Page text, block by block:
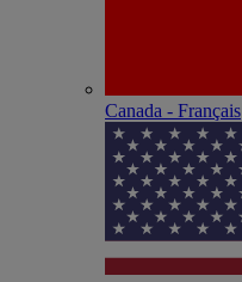
Canada - Français